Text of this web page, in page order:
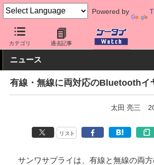
Powered by
カテゴリ 過去記事
ケータイ Watch 周辺機器/アクセサリー オ
ニュース
有線・無線に両対応のBluetoothイ
太田 亮三
リスト
サンワサプライは、有線と無線の両方